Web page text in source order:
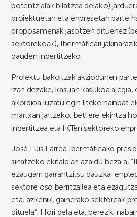
potentzialak bilatzea delako)
proiektuetan eta enpresetan parte
proposamenak jasotzen dituenez
sektorekoak), Ibermáticari
dauden inbertitzeko.
Proiektu bakoitzak akziodunen
izan dezake, kasuan kasukoa
akordioa luzatu egin liteke hainbat
martxan jartzeko, beti ere ekintza
inbertitzea eta IKTen sektoreko
José Luis Larrea Ibermáticako
sinatzeko ekitaldian azaldu bezala,
ezaugarri garrantzitsu dauzka:
sektore oso berritzailea eta
eta, azkenik, gainerako sektoreak
dituela”. Hori dela eta, bereziki